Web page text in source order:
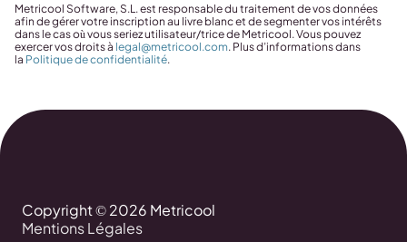
Metricool Software, S.L. est responsable du traitement de vos données
afin de gérer votre inscription au livre blanc et de segmenter vos intérêts
dans le cas où vous seriez utilisateur/trice de Metricool. Vous pouvez
exercer vos droits à legal@metricool.com. Plus d’informations dans
la Politique de confidentialité.
Copyright © 2026 Metricool
Mentions Légales